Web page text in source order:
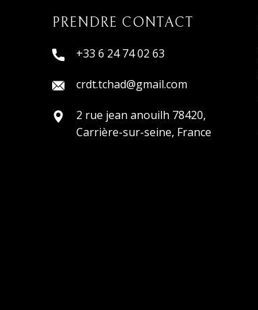
PRENDRE CONTACT
+33 6 24 74 02 63
crdt.tchad@gmail.com
2 rue jean anouilh 78420,
Carrière-sur-seine, France